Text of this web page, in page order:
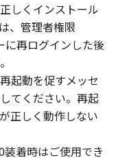
を除き、キヤ
ーのいかなる
るとを問わ
あるいは許
販売、頒
方法により、
しくインストール
、管理者権限
に再ログインした後
起動を促すメッセ
てください。再起
正しく動作しない
着時はご使用でき